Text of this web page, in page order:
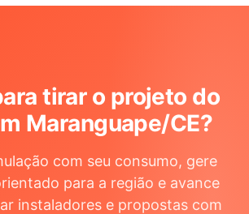
tirar o projeto do
Maranguape/CE?
com seu consumo, gere
para a região e avance
instaladores e propostas com